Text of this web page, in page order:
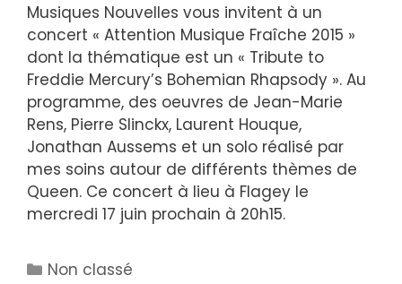
Musiques Nouvelles vous invitent à un
concert « Attention Musique Fraîche 2015 »
dont la thématique est un « Tribute to
Freddie Mercury’s Bohemian Rhapsody ». Au
programme, des oeuvres de Jean-Marie
Rens, Pierre Slinckx, Laurent Houque,
Jonathan Aussems et un solo réalisé par
mes soins autour de différents thèmes de
Queen. Ce concert à lieu à Flagey le
mercredi 17 juin prochain à 20h15.
Catégories
Non classé